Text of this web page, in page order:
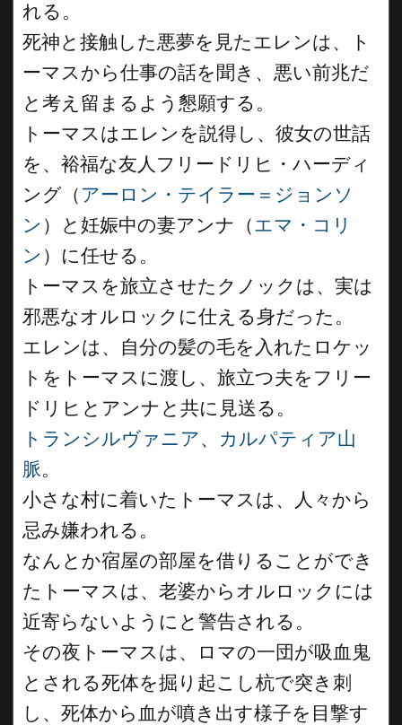
れる。
死神と接触した悪夢を見たエレンは、ト
ーマスから仕事の話を聞き、悪い前兆だ
と考え留まるよう懇願する。
トーマスはエレンを説得し、彼女の世話
を、裕福な友人フリードリヒ・ハーディ
ング（ アーロン・テイラー＝ジョンソ
ン ）と妊娠中の妻アンナ（エマ・コリ
ン ）に任せる。
トーマスを旅立させたクノックは、実は
邪悪なオルロックに仕える身だった。
エレンは、自分の髪の毛を入れたロケッ
トをトーマスに渡し、旅立つ夫をフリー
ドリヒとアンナと共に見送る。
トランシルヴァニア、 カルパティア山
脈。
小さな村に着いたトーマスは、人々から
忌み嫌われる。
なんとか宿屋の部屋を借りることができ
たトーマスは、老婆からオルロックには
近寄らないようにと警告される。
その夜トーマスは、ロマの一団が吸血鬼
とされる死体を掘り起こし杭で突き刺
し、死体から血が噴き出す様子を目撃す